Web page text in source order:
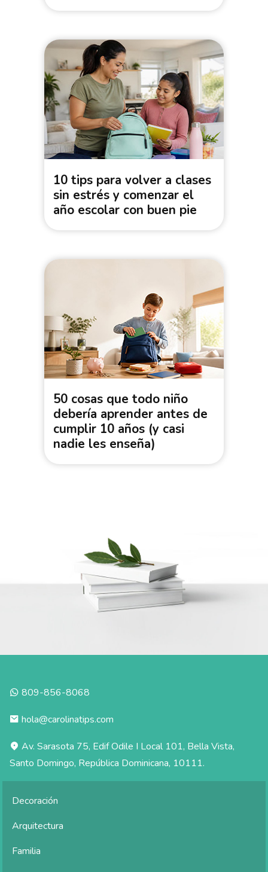
10 tips para volver a clases
sin estrés y comenzar el
año escolar con buen pie
50 cosas que todo niño
debería aprender antes de
cumplir 10 años (y casi
nadie les enseña)
809-856-8068
hola@carolinatips.com
Av. Sarasota 75, Edif Odile I Local 101, Bella Vista,
Santo Domingo, República Dominicana, 10111.
Decoración
Arquitectura
Familia